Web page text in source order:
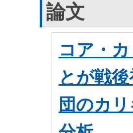
論文
コア・
とが戦
団のカ